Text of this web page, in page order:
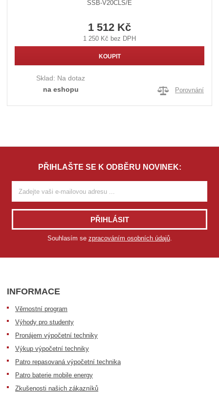
SSB-V20CLS/E
1 512 Kč
1 250 Kč bez DPH
KOUPIT
Sklad: Na dotaz
na eshopu
Porovnání
PŘIHLAŠTE SE K ODBĚRU NOVINEK:
PŘIHLÁSIT
Souhlasím se zpracováním osobních údajů.
INFORMACE
Věrnostní program
Výhody pro studenty
Pronájem výpočetní techniky
Výkup výpočetní techniky
Patro repasovaná výpočetní technika
Patro baterie mobile energy
Zkušenosti našich zákazníků